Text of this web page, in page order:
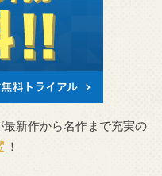
新作から名作まで充実の
！